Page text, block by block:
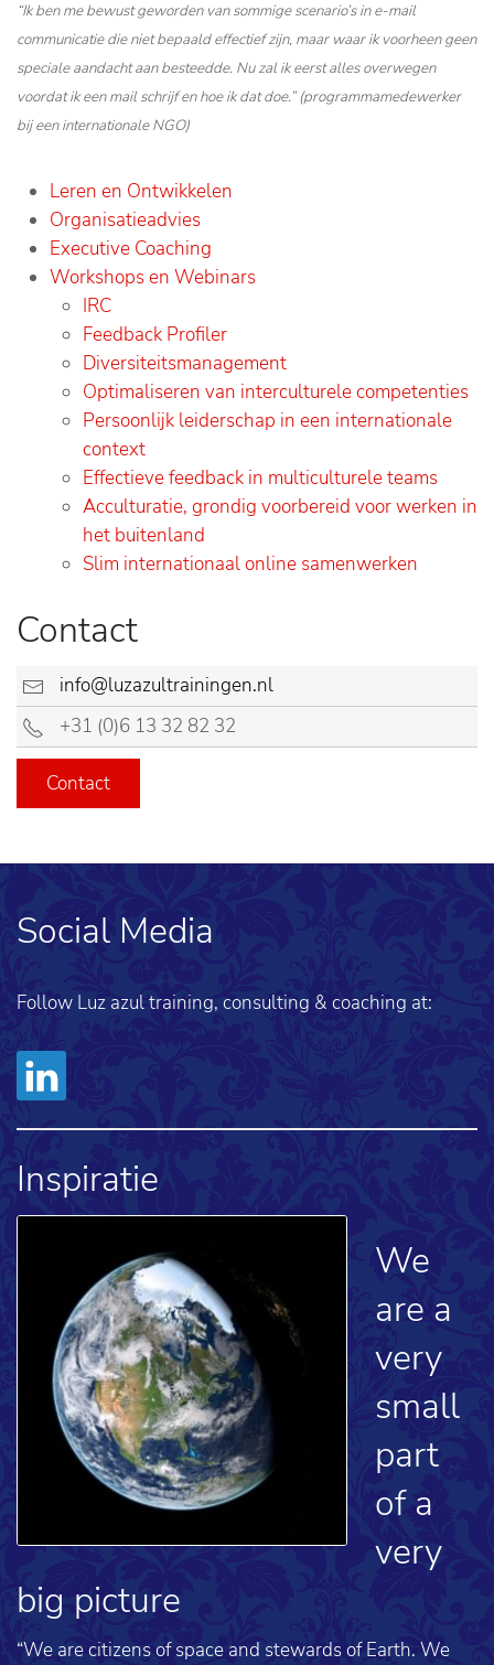
“Ik ben me bewust geworden van sommige scenario’s in e-mail
communicatie die niet bepaald effectief zijn, maar waar ik voorheen geen
speciale aandacht aan besteedde. Nu zal ik eerst alles overwegen
voordat ik een mail schrijf en hoe ik dat doe.” (programmamedewerker
bij een internationale NGO)
Leren en Ontwikkelen
Organisatieadvies
Executive Coaching
Workshops en Webinars
IRC
Feedback Profiler
Diversiteitsmanagement
Optimaliseren van interculturele competenties
Persoonlijk leiderschap in een internationale
context
Effectieve feedback in multiculturele teams
Acculturatie, grondig voorbereid voor werken in
het buitenland
Slim internationaal online samenwerken
Contact
info@luzazultrainingen.nl
+31 (0)6 13 32 82 32
Contact
Social Media
Follow Luz azul training, consulting & coaching at:
Inspiratie
We
are a
very
small
part
of a
very
big picture
“We are citizens of space and stewards of Earth. We